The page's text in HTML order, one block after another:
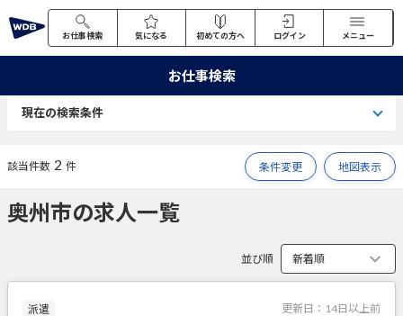
お仕事検索 気になる 初めての方へ ログイン メニュー
お仕事検索
現在の検索条件
該当件数 2 件 条件変更 地図表示
奥州市の求人一覧
並び順
派遣 更新日： 14日以上前